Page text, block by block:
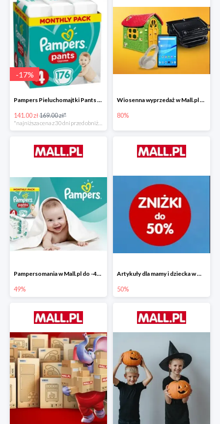
-17%
Pampers Pieluchomajtki Pants 4 (9-15 kg) 176 szt. -16%
141.00 zł169.00 zł*
Wiosenna wyprzedaż w Mall.pl do -80%
80%
Pampersomania w Mall.pl do -49%
49%
Artykuły dla mamy i dziecka w Mall.pl do -50%
50%